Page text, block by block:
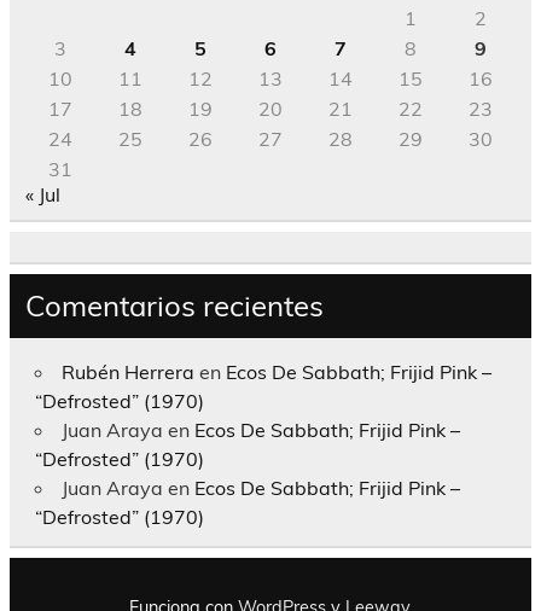
1
2
3
4 5 6 7 8
9
10
11 12 13 14 15
16
17
18 19 20 21 22
23
24
25 26 27 28 29
30
31
« Jul
Comentarios recientes
Rubén Herrera en Ecos De Sabbath; Frijid Pink –
“Defrosted” (1970)
Juan Araya en Ecos De Sabbath; Frijid Pink –
“Defrosted” (1970)
Juan Araya en Ecos De Sabbath; Frijid Pink –
“Defrosted” (1970)